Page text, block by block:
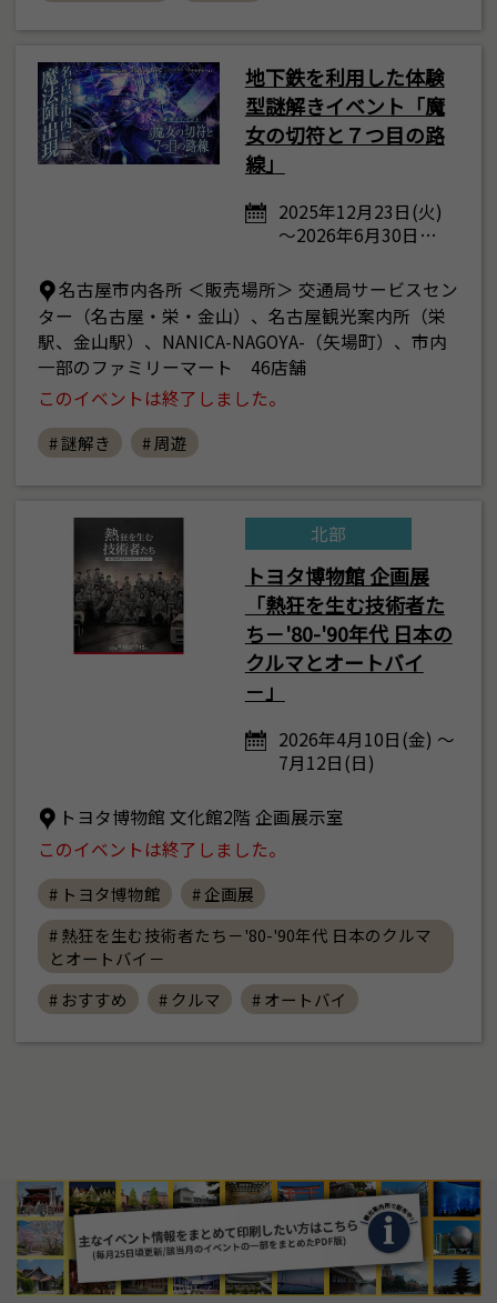
地下鉄を利用した体験
型謎解きイベント「魔
女の切符と７つ目の路
線」
2025年12月23日(火)
～2026年6月30日…
名古屋市内各所 ＜販売場所＞ 交通局サービスセン
ター（名古屋・栄・金山）、名古屋観光案内所（栄
駅、金山駅）、NANICA-NAGOYA-（矢場町）、市内
一部のファミリーマート 46店舗
このイベントは終了しました。
# 謎解き # 周遊
北部
トヨタ博物館 企画展
「熱狂を生む技術者た
ち－'80-'90年代 日本の
クルマとオートバイ
－」
2026年4月10日(金) ～
7月12日(日)
トヨタ博物館 文化館2階 企画展示室
このイベントは終了しました。
# トヨタ博物館
# 企画展
# 熱狂を生む技術者たち－'80-'90年代 日本のクルマ
とオートバイ－
# おすすめ
# クルマ # オートバイ